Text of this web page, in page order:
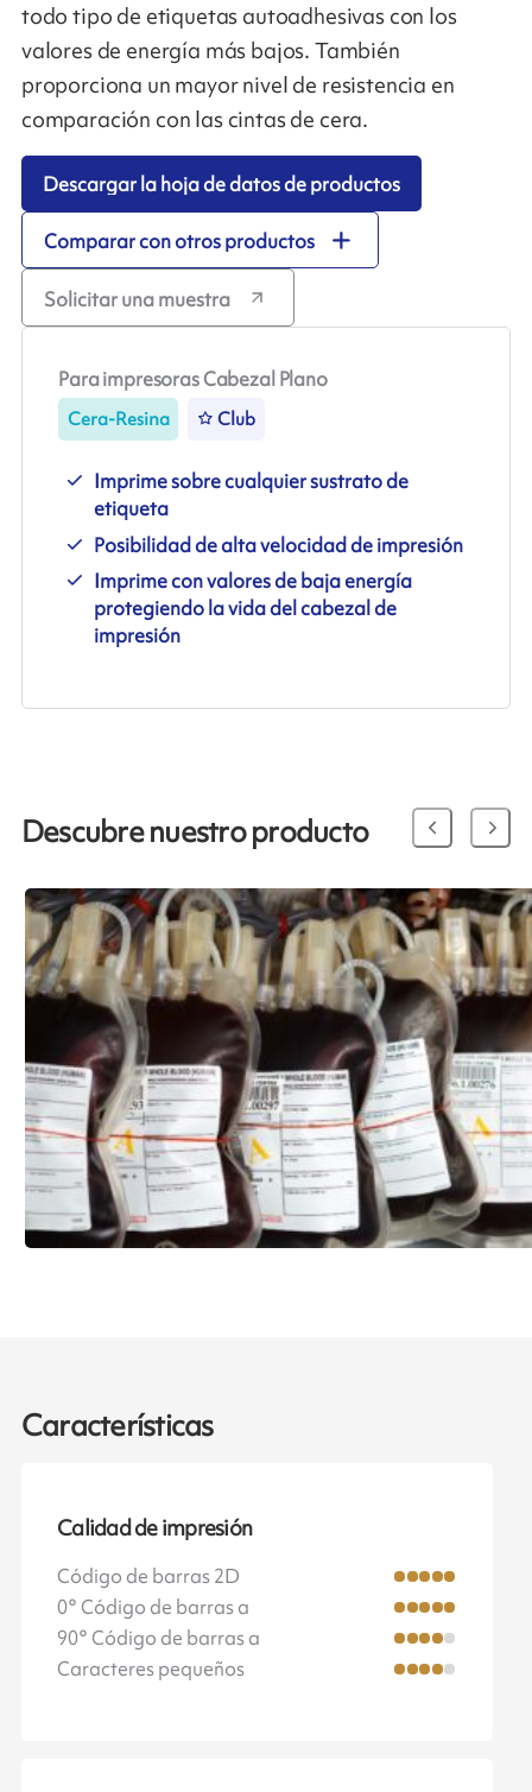
todo tipo de etiquetas autoadhesivas con los
valores de energía más bajos. También
proporciona un mayor nivel de resistencia en
comparación con las cintas de cera.
Descargar la hoja de datos de productos
Comparar con otros productos
Solicitar una muestra
Para impresoras Cabezal Plano
Cera-Resina Club
Imprime sobre cualquier sustrato de
etiqueta
Posibilidad de alta velocidad de impresión
Imprime con valores de baja energía
protegiendo la vida del cabezal de
impresión
Descubre nuestro producto
Características
Calidad de impresión
Código de barras 2D
0° Código de barras a
90° Código de barras a
Caracteres pequeños